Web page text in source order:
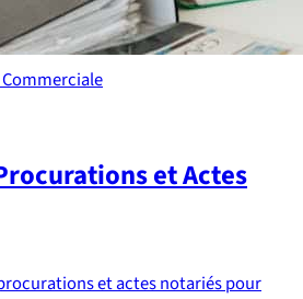
et Actes
et actes notariés pour